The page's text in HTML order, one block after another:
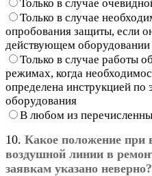
Только в случае
Только в случае
опробования защиты, если
действующем оборудовании
Только в случае работы
режимах, когда
определена инструкцией по
оборудования
В любом из
10. Какое положение при
воздушной линии в
заявкам указано неверно?